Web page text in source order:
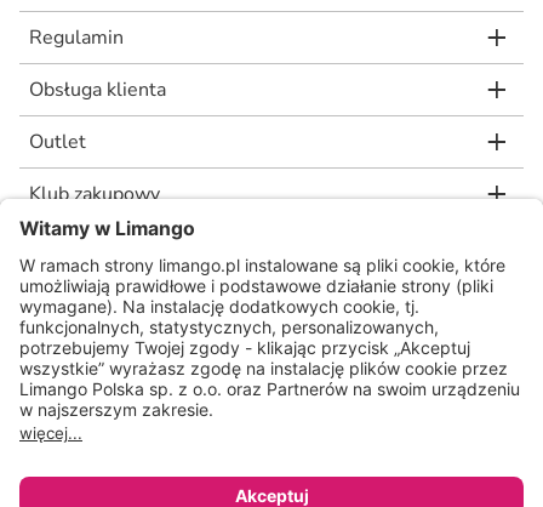
Regulamin
Obsługa klienta
Outlet
Klub zakupowy
limango.de limango.nl